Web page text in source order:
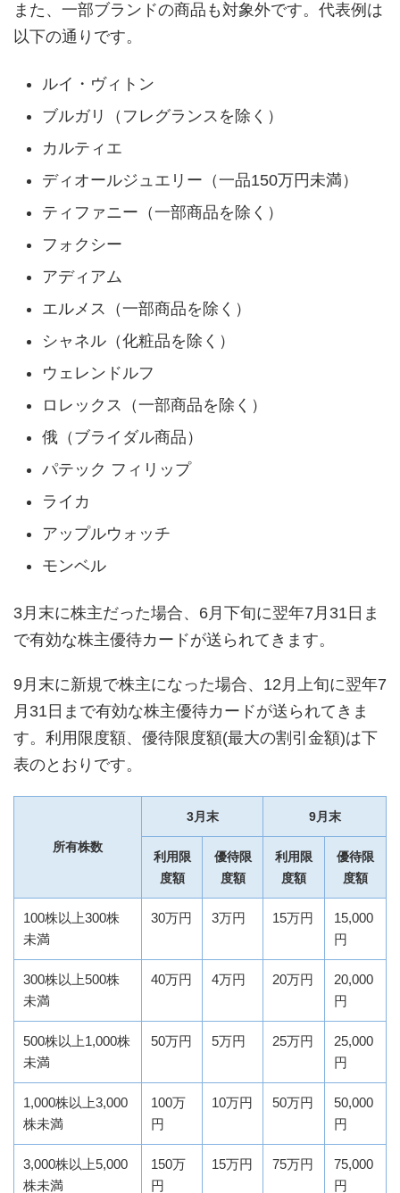
また、一部ブランドの商品も対象外です。代表例は
以下の通りです。
ルイ・ヴィトン
ブルガリ（フレグランスを除く）
カルティエ
ディオールジュエリー（一品150万円未満）
ティファニー（一部商品を除く）
フォクシー
アディアム
エルメス（一部商品を除く）
シャネル（化粧品を除く）
ウェレンドルフ
ロレックス（一部商品を除く）
俄（ブライダル商品）
パテック フィリップ
ライカ
アップルウォッチ
モンベル
3月末に株主だった場合、6月下旬に翌年7月31日ま
で有効な株主優待カードが送られてきます。
9月末に新規で株主になった場合、12月上旬に翌年7
月31日まで有効な株主優待カードが送られてきま
す。利用限度額、優待限度額(最大の割引金額)は下
表のとおりです。
所有株数
3月末 9月末
利用限
度額
優待限
度額
利用限
度額
優待限
度額
100株以上300株
未満
30万円 3万円 15万円
15,000
円
300株以上500株
未満
40万円 4万円 20万円
20,000
円
500株以上1,000株
未満
50万円 5万円 25万円
25,000
円
1,000株以上3,000
株未満
100万
円
10万円 50万円
50,000
円
3,000株以上5,000
株未満
150万
円
15万円 75万円
75,000
円